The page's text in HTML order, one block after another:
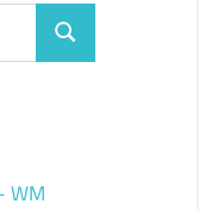
Suchen
WM